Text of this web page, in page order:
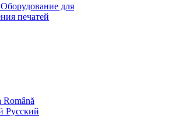
Оборудование для
печатей
Română
Русский